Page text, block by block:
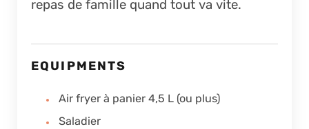
repas de famille quand tout va vite.
EQUIPMENTS
Air fryer à panier 4,5 L (ou plus)
Saladier